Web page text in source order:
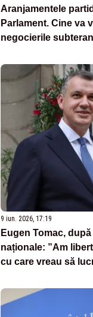
Aranjamentele
Parlament. Cine va
negocierile
9 iun. 2026, 17:19
Eugen Tomac,
naționale: ”Am
cu care vreau să